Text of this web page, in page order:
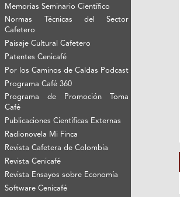
Memorias Seminario Científico
Normas Técnicas del Sector
Cafetero
Paisaje Cultural Cafetero
Patentes Cenicafé
Por los Caminos de Caldas Podcast
Programa Café 360
Programa de Promoción Toma
Café
Publicaciones Científicas Externas
Radionovela Mi Finca
Revista Cafetera de Colombia
Revista Cenicafé
Revista Ensayos sobre Economía
Software Cenicafé